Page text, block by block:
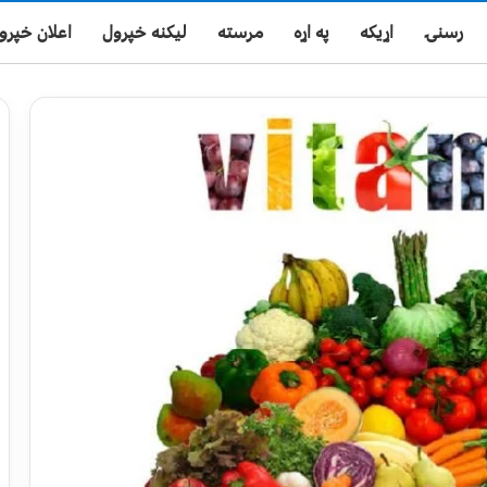
رسنۍ اړیکه په اړه مرسته لیکنه خپرول اعلان